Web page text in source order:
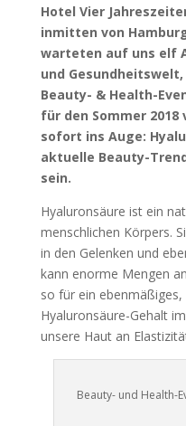
Hotel Vier
inmitten von
warteten auf uns elf
und
Beauty- & Health-
für den Sommer
sofort ins Auge:
aktuelle Beauty-
sein.
Hyaluronsäure ist ein
menschlichen Körpers.
in den Gelenken und
kann enorme Mengen
so für ein
Hyaluronsäure-Gehalt
unsere Haut an
Beauty- und